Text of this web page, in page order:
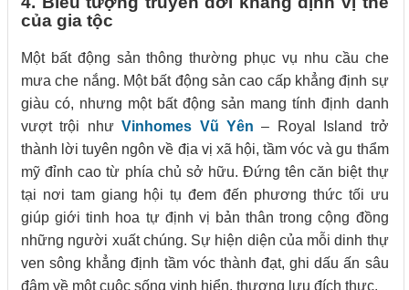
của gia tộc
Một bất động sản thông thường phục vụ nhu cầu che
mưa che nắng. Một bất động sản cao cấp khẳng định sự
giàu có, nhưng một bất động sản mang tính định danh
vượt trội nhưVinhomes Vũ Yên – Royal Island trở
thành lời tuyên ngôn về địa vị xã hội, tầm vóc và gu thẩm
mỹ đỉnh cao từ phía chủ sở hữu. Đứng tên căn biệt thự
tại nơi tam giang hội tụ đem đến phương thức tối ưu
giúp giới tinh hoa tự định vị bản thân trong cộng đồng
những người xuất chúng. Sự hiện diện của mỗi dinh thự
ven sông khẳng định tầm vóc thành đạt, ghi dấu ấn sâu
đậm về một cuộc sống vinh hiển, thượng lưu đích thực.